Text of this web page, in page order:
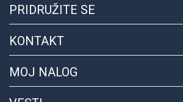
PRIDRUŽITE SE
KONTAKT
MOJ NALOG